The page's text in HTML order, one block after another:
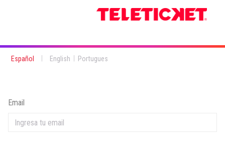
Español English Portugues
Email